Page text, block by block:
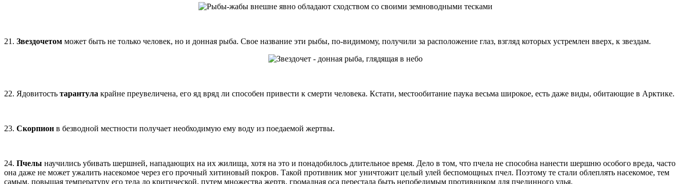
21. Звездочетом может быть не только человек, но и донная рыба. Свое название эти рыбы, по-видимому, получили за расположение глаз, взгляд которых устремлен вверх, к звездам.
22. Ядовитость тарантула крайне преувеличена, его яд вряд ли способен привести к смерти человека. Кстати, местообитание паука весьма широкое, есть даже виды, обитающие в Арктике.
23. Скорпион в безводной местности получает необходимую ему воду из поедаемой жертвы.
24. Пчелы научились убивать шершней, нападающих на их жилища, хотя на это и понадобилось длительное время. Дело в том, что пчела не способна нанести шершню особого вреда, часто
она даже не может ужалить насекомое через его прочный хитиновый покров. Такой противник мог уничтожит целый улей беспомощных пчел. Поэтому те стали облеплять насекомое, тем
самым, повышая температуру его тела до критической, путем множества жертв, громадная оса перестала быть непобедимым противником для пчелинного улья.